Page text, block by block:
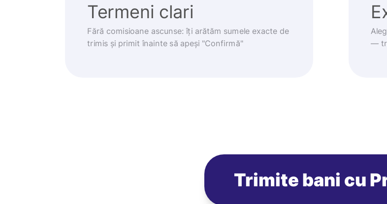
Termeni clari
Fără comisioane ascunse: îți arătăm sumele exacte de
trimis și primit înainte să apeși "Confirmă" —
Trimite bani cu